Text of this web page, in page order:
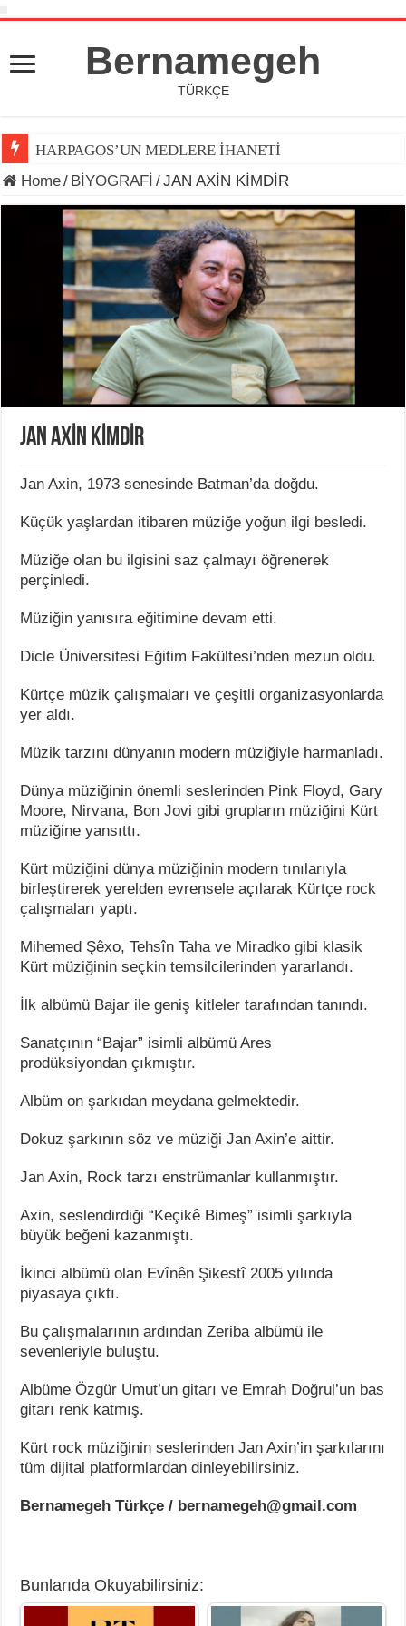
Bernamegeh
TÜRKÇE
HARPAGOS’UN MEDLERE İHANETİ
Home/ BİYOGRAFİ /JAN AXİN KİMDİR
JAN AXİN KİMDİR
Jan Axin, 1973 senesinde Batman’da doğdu.
Küçük yaşlardan itibaren müziğe yoğun ilgi besledi.
Müziğe olan bu ilgisini saz çalmayı öğrenerek
perçinledi.
Müziğin yanısıra eğitimine devam etti.
Dicle Üniversitesi Eğitim Fakültesi’nden mezun oldu.
Kürtçe müzik çalışmaları ve çeşitli organizasyonlarda
yer aldı.
Müzik tarzını dünyanın modern müziğiyle harmanladı.
Dünya müziğinin önemli seslerinden Pink Floyd, Gary
Moore, Nirvana, Bon Jovi gibi grupların müziğini Kürt
müziğine yansıttı.
Kürt müziğini dünya müziğinin modern tınılarıyla
birleştirerek yerelden evrensele açılarak Kürtçe rock
çalışmaları yaptı.
Mihemed Şêxo, Tehsîn Taha ve Miradko gibi klasik
Kürt müziğinin seçkin temsilcilerinden yararlandı.
İlk albümü Bajar ile geniş kitleler tarafından tanındı.
Sanatçının “Bajar” isimli albümü Ares
prodüksiyondan çıkmıştır.
Albüm on şarkıdan meydana gelmektedir.
Dokuz şarkının söz ve müziği Jan Axin’e aittir.
Jan Axin, Rock tarzı enstrümanlar kullanmıştır.
Axin, seslendirdiği “Keçikê Bimeş” isimli şarkıyla
büyük beğeni kazanmıştı.
İkinci albümü olan Evînên Şikestî 2005 yılında
piyasaya çıktı.
Bu çalışmalarının ardından Zeriba albümü ile
sevenleriyle buluştu.
Albüme Özgür Umut’un gitarı ve Emrah Doğrul’un bas
gitarı renk katmış.
Kürt rock müziğinin seslerinden Jan Axin’in şarkılarını
tüm dijital platformlardan dinleyebilirsiniz.
Bernamegeh Türkçe / bernamegeh@gmail.com
Bunlarıda Okuyabilirsiniz: